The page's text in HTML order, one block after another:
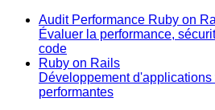
Audit Performance Ruby on
Évaluer la performance,
code
Ruby on Rails
Développement
performantes